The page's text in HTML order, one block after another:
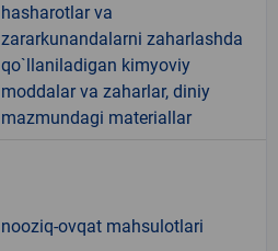
hasharotlar va
zararkunandalarni zaharlashda
qo`llaniladigan kimyoviy
moddalar va zaharlar, diniy
mazmundagi materiallar
nooziq-ovqat mahsulotlari